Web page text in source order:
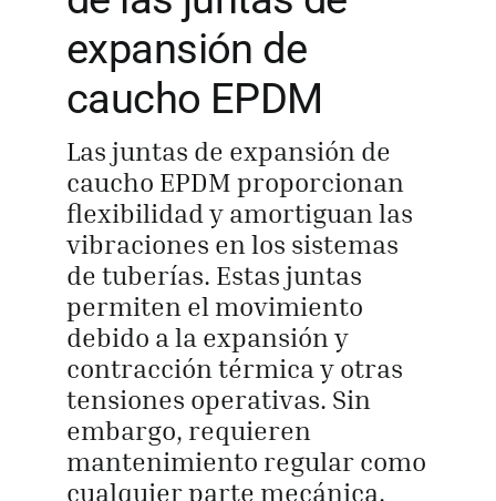
Obtener
expansión de
caucho EPDM
Las juntas de expansión de
caucho EPDM proporcionan
flexibilidad y amortiguan las
vibraciones en los sistemas
de tuberías. Estas juntas
permiten el movimiento
debido a la expansión y
contracción térmica y otras
tensiones operativas. Sin
embargo, requieren
mantenimiento regular como
cualquier parte mecánica.